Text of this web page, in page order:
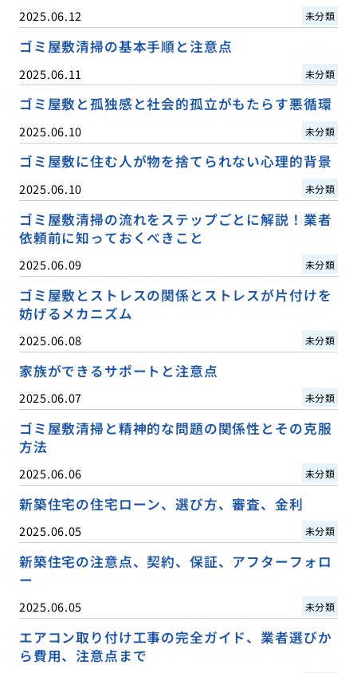
2025.06.12 未分類
ゴミ屋敷清掃の基本手順と注意点
2025.06.11 未分類
ゴミ屋敷と孤独感と社会的孤立がもたらす悪循環
2025.06.10 未分類
ゴミ屋敷に住む人が物を捨てられない心理的背景
2025.06.10 未分類
ゴミ屋敷清掃の流れをステップごとに解説！業者
依頼前に知っておくべきこと
2025.06.09 未分類
ゴミ屋敷とストレスの関係とストレスが片付けを
妨げるメカニズム
2025.06.08 未分類
家族ができるサポートと注意点
2025.06.07 未分類
ゴミ屋敷清掃と精神的な問題の関係性とその克服
方法
2025.06.06 未分類
新築住宅の住宅ローン、選び方、審査、金利
2025.06.05 未分類
新築住宅の注意点、契約、保証、アフターフォロ
ー
2025.06.05 未分類
エアコン取り付け工事の完全ガイド、業者選びか
ら費用、注意点まで